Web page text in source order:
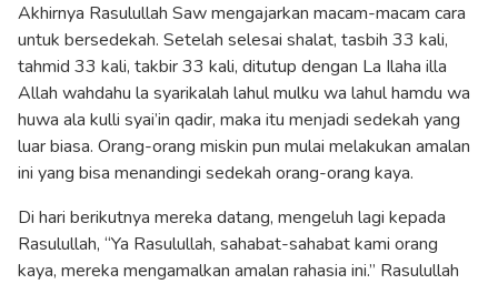
Akhirnya Rasulullah Saw mengajarkan macam-macam cara
untuk bersedekah. Setelah selesai shalat, tasbih 33 kali,
tahmid 33 kali, takbir 33 kali, ditutup dengan La Ilaha illa
Allah wahdahu la syarikalah lahul mulku wa lahul hamdu wa
huwa ala kulli syai’in qadir, maka itu menjadi sedekah yang
luar biasa. Orang-orang miskin pun mulai melakukan amalan
ini yang bisa menandingi sedekah orang-orang kaya.
Di hari berikutnya mereka datang, mengeluh lagi kepada
Rasulullah, “Ya Rasulullah, sahabat-sahabat kami orang
kaya, mereka mengamalkan amalan rahasia ini.” Rasulullah